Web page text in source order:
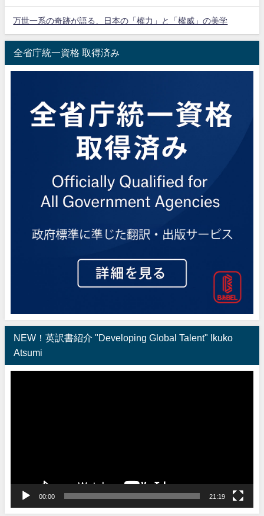
万世一系の奇跡が語る、日本の「權力」と「權威」の美学
全省庁統一資格 取得済み
NEW！英訳書紹介 "Developing Global Talent" Ikuko
Atsumi
00:00 21:19